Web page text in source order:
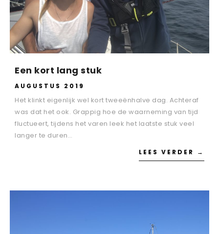
Een kort lang stuk
AUGUSTUS 2019
Het klinkt eigenlijk wel kort tweeënhalve dag. Achteraf
was dat het ook. Grappig hoe de waarneming van tijd
fluctueert, tijdens het varen leek het laatste stuk veel
langer te duren…
LEES VERDER →